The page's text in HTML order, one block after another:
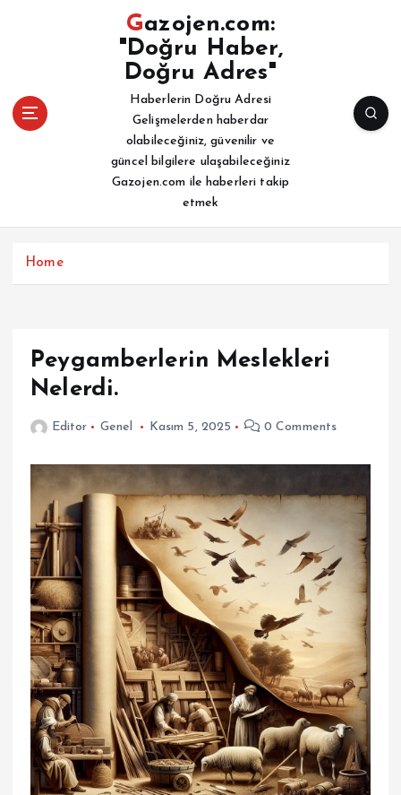
Gazojen.com:
"Doğru Haber,
Doğru Adres"
Haberlerin Doğru Adresi
Gelişmelerden haberdar
olabileceğiniz, güvenilir ve
güncel bilgilere ulaşabileceğiniz
Gazojen.com ile haberleri takip
etmek
Home
Peygamberlerin Meslekleri
Nelerdi.
Editor Genel Kasım 5, 2025 0 Comments